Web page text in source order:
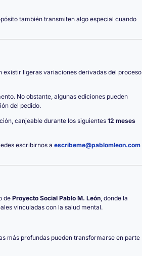
también transmiten algo especial cuando
existir ligeras variaciones derivadas del proceso
No obstante, algunas ediciones pueden
del pedido.
canjeable durante los siguientes 12 meses
escribirnos a escribeme@pablomleon.com
de Proyecto Social Pablo M. León, donde la
vinculadas con la salud mental.
más profundas pueden transformarse en parte